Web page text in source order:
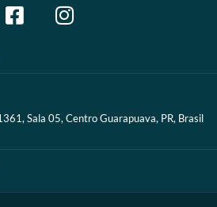
Sala 05, Centro Guarapuava, PR, Brasil